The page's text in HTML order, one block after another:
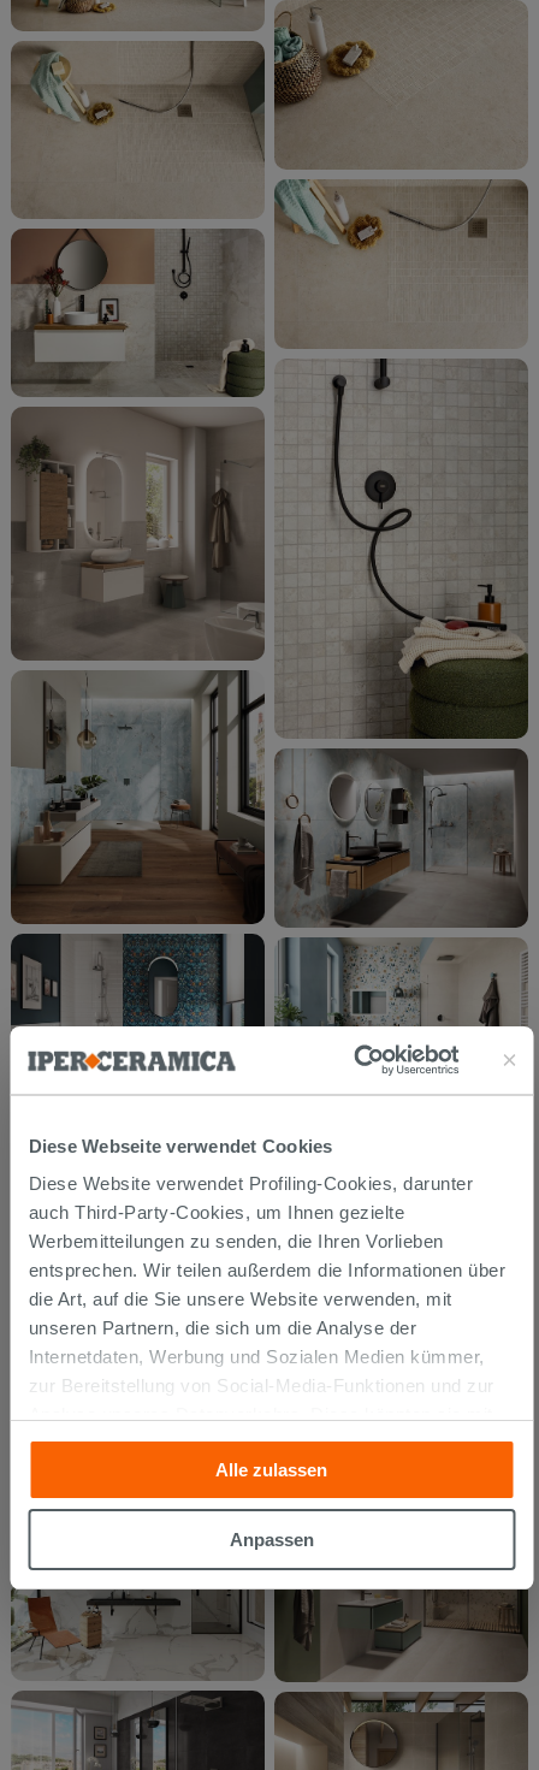
Diese Webseite verwendet Cookies
Diese Website verwendet Profiling-Cookies, darunter
auch Third-Party-Cookies, um Ihnen gezielte
Werbemitteilungen zu senden, die Ihren Vorlieben
entsprechen. Wir teilen außerdem die Informationen über
die Art, auf die Sie unsere Website verwenden, mit
unseren Partnern, die sich um die Analyse der
Internetdaten, Werbung und Sozialen Medien kümmer,
zur Bereitstellung von Social-Media-Funktionen und zur
anderen Informationen, die Sie ihnen geliefert haben oder
die sie aufgrund Ihrer Verwendung ihrer Dienste
gesammelt haben, kombinieren. Falls Sie mehr wissen
möchten oder Ihre Zustimmung zu allen oder einigen
Zustimmung kann durch Klicken auf die Schaltfläche
„Cookies akzeptieren“ gegeben werden. Wenn Sie auf
die Schaltfläche "X" klicken, können Sie das Surfen erst
nach der Installation der technischen Cookies fortsetzen.
Alle zulassen
Anpassen